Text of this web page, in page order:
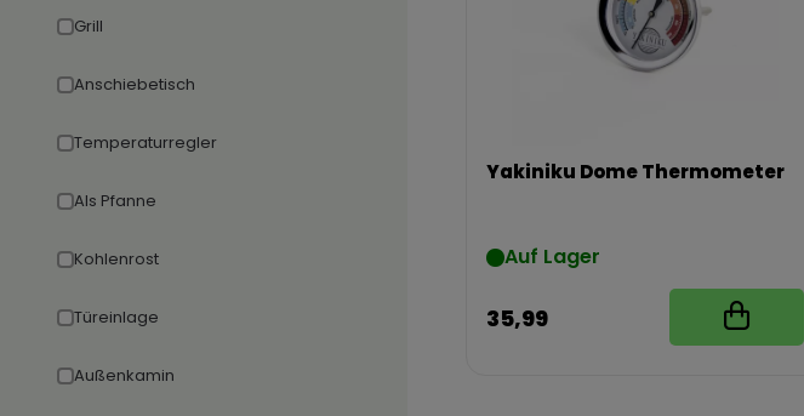
Grill
Anschiebetisch
Temperaturregler
Als Pfanne
Kohlenrost
Türeinlage
Außenkamin
Yakiniku Dome Thermometer
Auf Lager
35,99